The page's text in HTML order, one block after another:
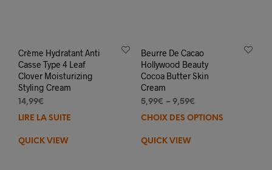
Crème Hydratant Anti
Casse Type 4 Leaf
Clover Moisturizing
Styling Cream
14,99€
LIRE LA SUITE
QUICK VIEW
Beurre De Cacao
Hollywood Beauty
Cocoa Butter Skin
Cream
5,99€ – 9,59€
CHOIX DES OPTIONS
QUICK VIEW